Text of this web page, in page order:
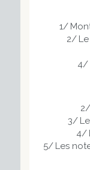
1/
2/
4/
3/
4/
5/ Les